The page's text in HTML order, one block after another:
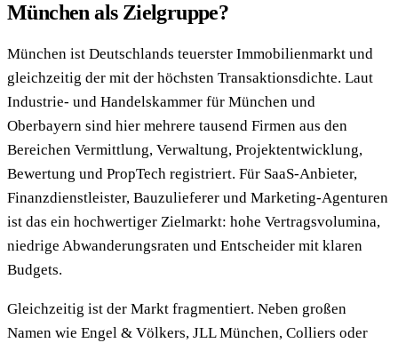
München als Zielgruppe?
München ist Deutschlands teuerster Immobilienmarkt und
gleichzeitig der mit der höchsten Transaktionsdichte. Laut
Industrie- und Handelskammer für München und
Oberbayern sind hier mehrere tausend Firmen aus den
Bereichen Vermittlung, Verwaltung, Projektentwicklung,
Bewertung und PropTech registriert. Für SaaS-Anbieter,
Finanzdienstleister, Bauzulieferer und Marketing-Agenturen
ist das ein hochwertiger Zielmarkt: hohe Vertragsvolumina,
niedrige Abwanderungsraten und Entscheider mit klaren
Budgets.
Gleichzeitig ist der Markt fragmentiert. Neben großen
Namen wie Engel & Völkers, JLL München, Colliers oder